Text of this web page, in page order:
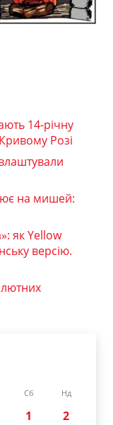
14-річну
Розі
на мишей:
як Yellow
версію.
Сб Нд
1
2